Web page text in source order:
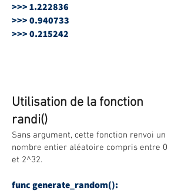
>>>1.222836
>>>0.940733
>>>0.215242
Utilisation de la fonction
randi()
Sans argument, cette fonction renvoi un
nombre entier aléatoire compris entre 0
et 2^32.
func generate_random():